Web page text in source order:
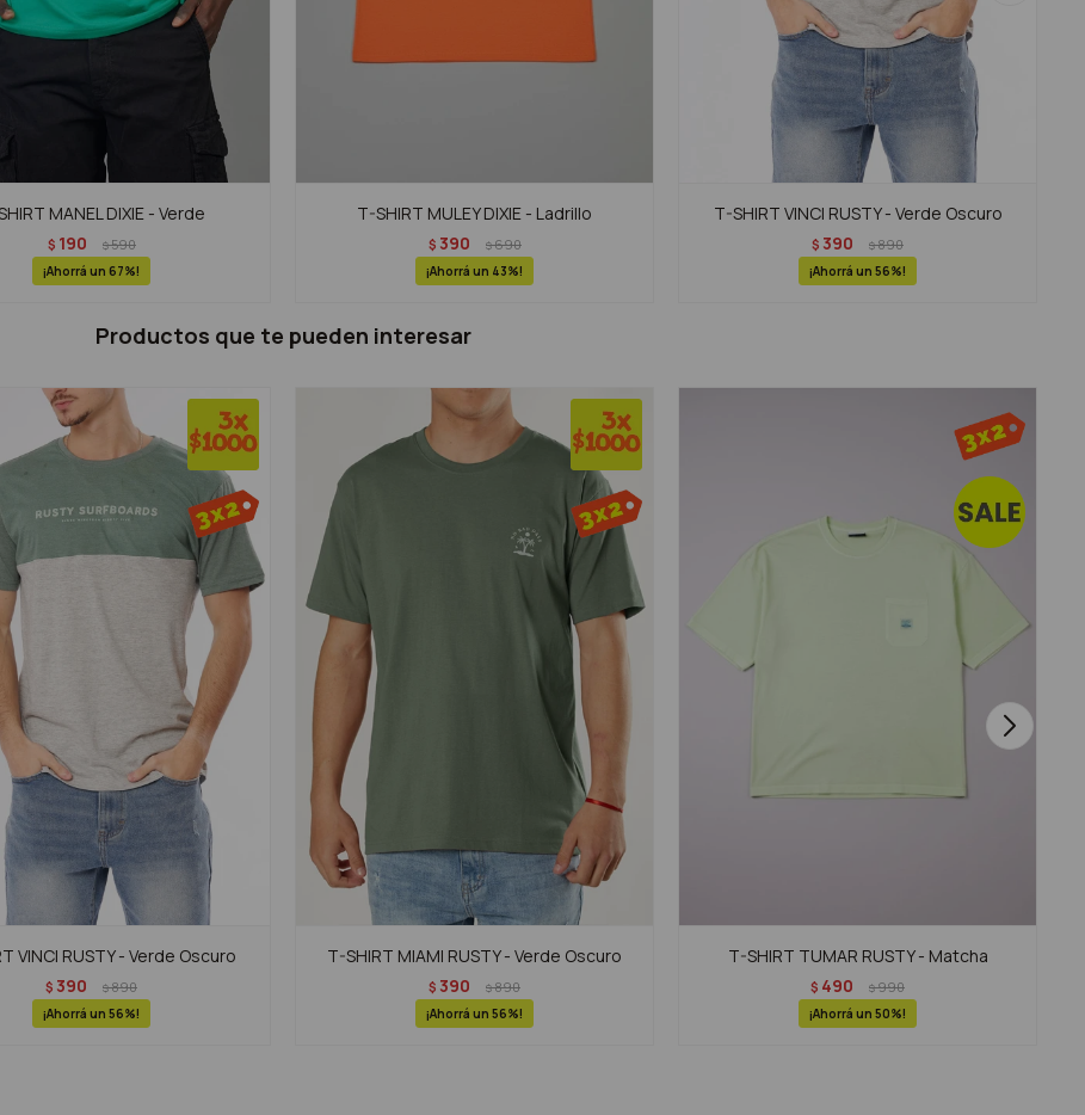
MANEL DIXIE - Verde
$ 190 $590
67
T-SHIRT MULEY DIXIE - Ladrillo
$ 390 $690
43
T-SHIRT VINCI RUSTY - Verde Oscuro
$ 390 $890
56
Productos que te pueden interesar
VINCI RUSTY - Verde Oscuro
$ 390 $890
56
T-SHIRT MIAMI RUSTY - Verde Oscuro
$ 390 $890
56
T-SHIRT TUMAR RUSTY - Matcha
$ 490 $990
50